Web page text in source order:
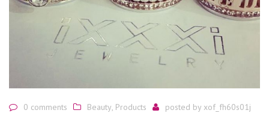
0 comments Beauty, Products posted by xof_fh60s01j